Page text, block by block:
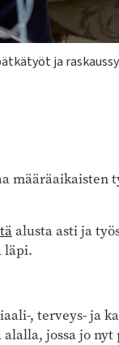
ja
määräaikaisten
alusta asti ja
läpi.
, terveys- ja
jossa jo